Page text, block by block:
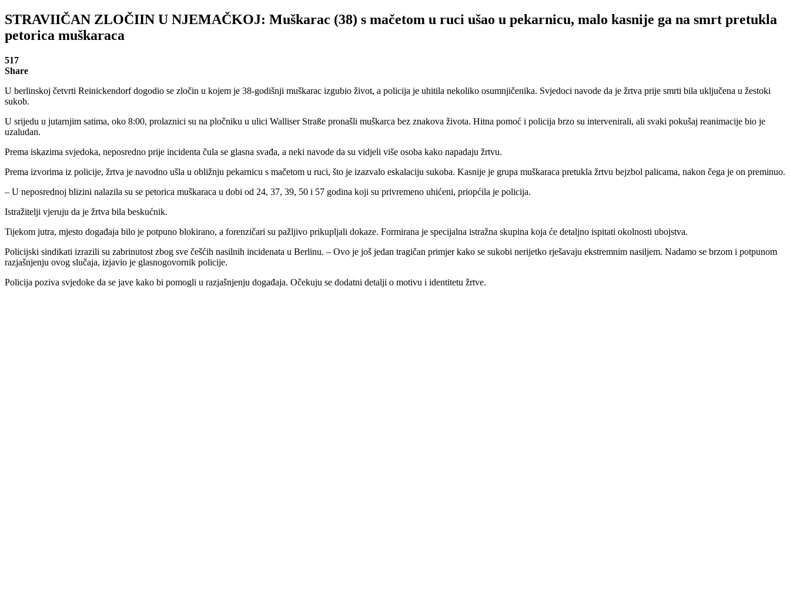
STRAVIIČAN ZLOČIIN U NJEMAČKOJ: Muškarac (38) s mačetom u ruci ušao u pekarnicu, malo kasnije ga na smrt pretukla
petorica muškaraca
517
Share
U berlinskoj četvrti Reinickendorf dogodio se zločin u kojem je 38-godišnji muškarac izgubio život, a policija je uhitila nekoliko osumnjičenika. Svjedoci navode da je žrtva prije smrti bila uključena u žestoki
sukob.
U srijedu u jutarnjim satima, oko 8:00, prolaznici su na pločniku u ulici Walliser Straße pronašli muškarca bez znakova života. Hitna pomoć i policija brzo su intervenirali, ali svaki pokušaj reanimacije bio je
uzaludan.
Prema iskazima svjedoka, neposredno prije incidenta čula se glasna svađa, a neki navode da su vidjeli više osoba kako napadaju žrtvu.
Prema izvorima iz policije, žrtva je navodno ušla u obližnju pekarnicu s mačetom u ruci, što je izazvalo eskalaciju sukoba. Kasnije je grupa muškaraca pretukla žrtvu bejzbol palicama, nakon čega je on preminuo.
– U neposrednoj blizini nalazila su se petorica muškaraca u dobi od 24, 37, 39, 50 i 57 godina koji su privremeno uhićeni, priopćila je policija.
Istražitelji vjeruju da je žrtva bila beskućnik.
Tijekom jutra, mjesto događaja bilo je potpuno blokirano, a forenzičari su pažljivo prikupljali dokaze. Formirana je specijalna istražna skupina koja će detaljno ispitati okolnosti ubojstva.
Policijski sindikati izrazili su zabrinutost zbog sve češćih nasilnih incidenata u Berlinu. – Ovo je još jedan tragičan primjer kako se sukobi nerijetko rješavaju ekstremnim nasiljem. Nadamo se brzom i potpunom
razjašnjenju ovog slučaja, izjavio je glasnogovornik policije.
Policija poziva svjedoke da se jave kako bi pomogli u razjašnjenju događaja. Očekuju se dodatni detalji o motivu i identitetu žrtve.